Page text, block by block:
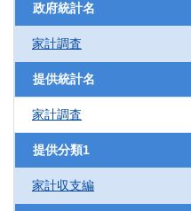
政府統計名
家計調査
提供統計名
家計調査
提供分類1
家計収支編